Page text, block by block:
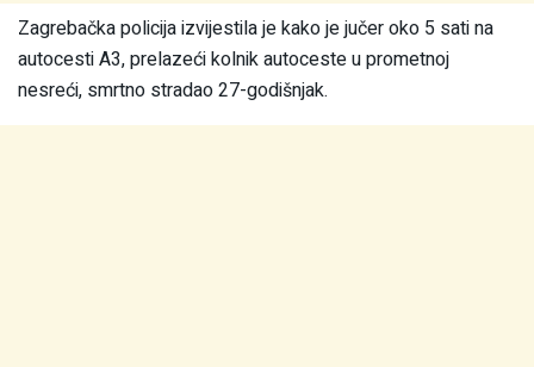
Zagrebačka policija izvijestila je kako je jučer oko 5 sati na
autocesti A3, prelazeći kolnik autoceste u prometnoj
nesreći, smrtno stradao 27-godišnjak.